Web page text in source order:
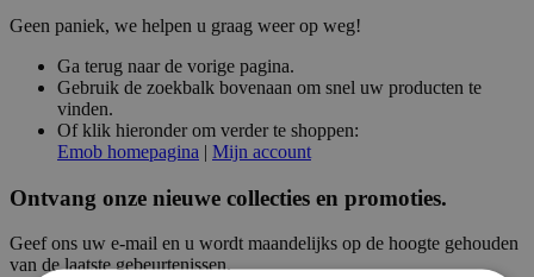
Geen paniek, we helpen u graag weer op weg!
Ga terug naar de vorige pagina.
Gebruik de zoekbalk bovenaan om snel uw producten te
vinden.
Of klik hieronder om verder te shoppen:
Emob homepagina | Mijn account
Ontvang onze nieuwe collecties en promoties.
Geef ons uw e-mail en u wordt maandelijks op de hoogte gehouden
van de laatste gebeurtenissen.